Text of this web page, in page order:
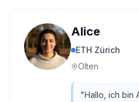
Alice
ETH Zürich
Olten
"Hallo, ich bin